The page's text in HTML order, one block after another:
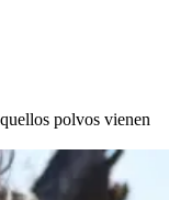
polvos vienen